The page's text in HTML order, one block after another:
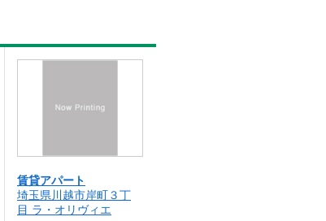
賃貸アパート
埼玉県川越市岸町３丁
目 ラ・オリヴィエ